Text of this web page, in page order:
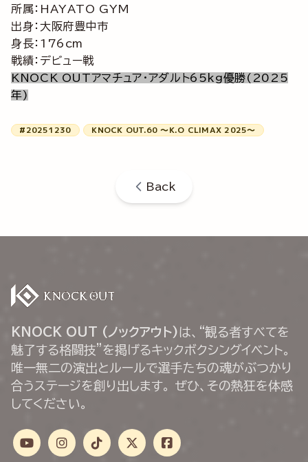
所属：HAYATO GYM
出身：大阪府豊中市
身長：176cm
戦績：デビュー戦
KNOCK OUTアマチュア・アダルト65kg優勝(2025
年)
#20251230 KNOCK OUT.60 ～K.O CLIMAX 2025～
Back
KNOCK OUT (ノックアウト) は、“観る者すべてを
魅了する格闘技”を掲げるキックボクシングイベント。
唯一無二の演出とルールで選手たちの魂がぶつかり
合うステージを創り出します。 ぜひ、その熱狂を体感
してください。